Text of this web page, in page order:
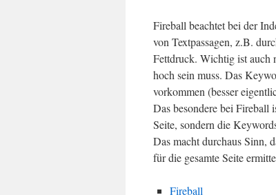
Fireball beachtet bei der
von Textpassagen, z.B.
Fettdruck. Wichtig ist auch
hoch sein muss. Das
vorkommen (besser
Das besondere bei Fireball
Seite, sondern die
Das macht durchaus Sinn,
für die gesamte Seite
Fireball